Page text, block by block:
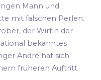
Mann und
mit falschen Perlen.
der Wirtin der
bekanntes
André hat sich
früheren Auftritt